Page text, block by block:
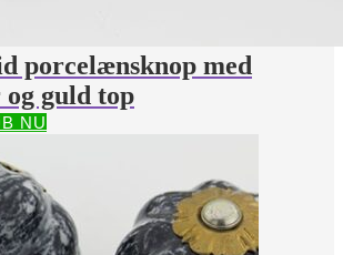
porcelænsknop med
og guld top
NU